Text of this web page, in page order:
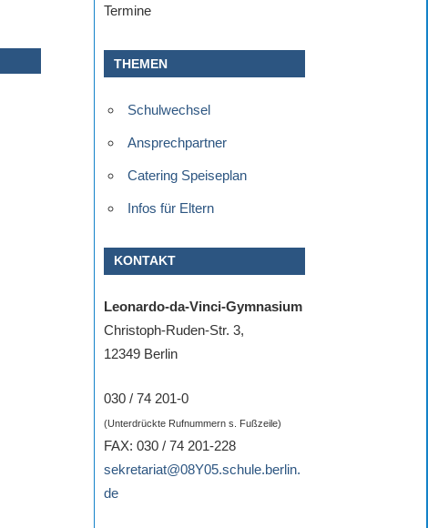
Termine
THEMEN
Schulwechsel
Ansprechpartner
Catering Speiseplan
Infos für Eltern
KONTAKT
Leonardo-da-Vinci-Gymnasium
Christoph-Ruden-Str. 3,
12349 Berlin
030 / 74 201-0
(Unterdrückte Rufnummern s. Fußzeile)
FAX: 030 / 74 201-228
sekretariat@08Y05.schule.berlin.
de